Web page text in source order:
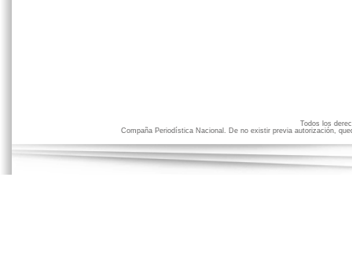
Todos los
Compaña Periodística Nacional. De no existir previa autorización,